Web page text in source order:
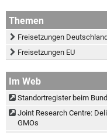
Themen
Freisetzungen Deutschland
Freisetzungen EU
Im Web
Standortregister beim
Joint Research Centre:
GMOs